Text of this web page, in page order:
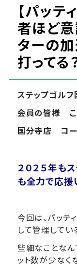
【パッテ
者ほど
ターの
打ってる
ステップゴル
会員の皆様 こ
国分寺店 コー
２０２５年も
も全力で応援
今回は、パッテ
して管理してい
些細なことなん
ット数が少なく